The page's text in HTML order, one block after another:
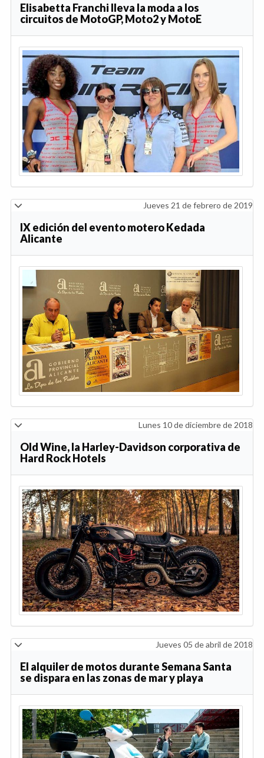
Elisabetta Franchi lleva la moda a los
circuitos de MotoGP, Moto2 y MotoE
Jueves 21 de febrero de 2019
IX edición del evento motero Kedada
Alicante
Lunes 10 de diciembre de 2018
Old Wine, la Harley-Davidson corporativa de
Hard Rock Hotels
Jueves 05 de abril de 2018
El alquiler de motos durante Semana Santa
se dispara en las zonas de mar y playa